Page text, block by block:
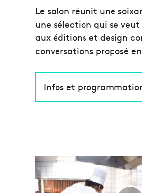
Le salon réunit une
une sélection qui se
aux éditions et design
conversations proposé
Infos et
L
e
s